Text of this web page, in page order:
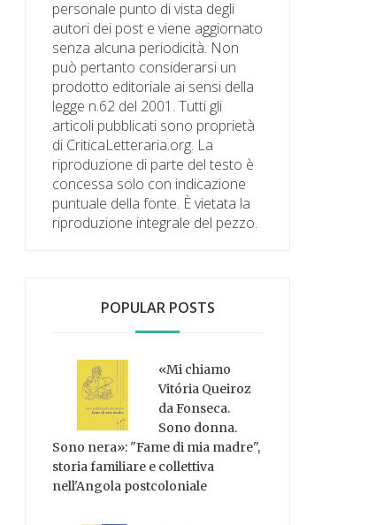
personale punto di vista degli
autori dei post e viene aggiornato
senza alcuna periodicità. Non
può pertanto considerarsi un
prodotto editoriale ai sensi della
legge n.62 del 2001. Tutti gli
articoli pubblicati sono proprietà
di CriticaLetteraria.org. La
riproduzione di parte del testo è
concessa solo con indicazione
puntuale della fonte. È vietata la
riproduzione integrale del pezzo.
POPULAR POSTS
«Mi chiamo
Vitória Queiroz
da Fonseca.
Sono donna.
Sono nera»: "Fame di mia madre",
storia familiare e collettiva
nell'Angola postcoloniale